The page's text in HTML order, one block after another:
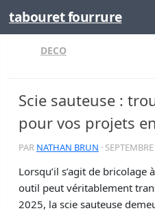
Skip to content
tabouret fourrure
DECO
Scie sauteuse :
pour vos projets
PAR NATHAN BRUN ·
Lorsqu’il s’agit de
outil peut véritablement
2025, la scie sauteuse